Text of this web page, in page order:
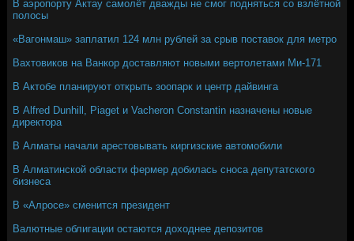
В аэропорту Актау самолёт дважды не смог подняться со взлётной
полосы
«Вагонмаш» заплатил 124 млн рублей за срыв поставок для метро
Вахтовиков на Ванкор доставляют новыми вертолетами Ми-171
В Актобе планируют открыть зоопарк и центр дайвинга
В Alfred Dunhill, Piaget и Vacheron Constantin назначены новые
директора
В Алматы начали арестовывать киргизские автомобили
В Алматинской области фермер добилась сноса депутатского
бизнеса
В «Алросе» сменится президент
Валютные облигации остаются доходнее депозитов